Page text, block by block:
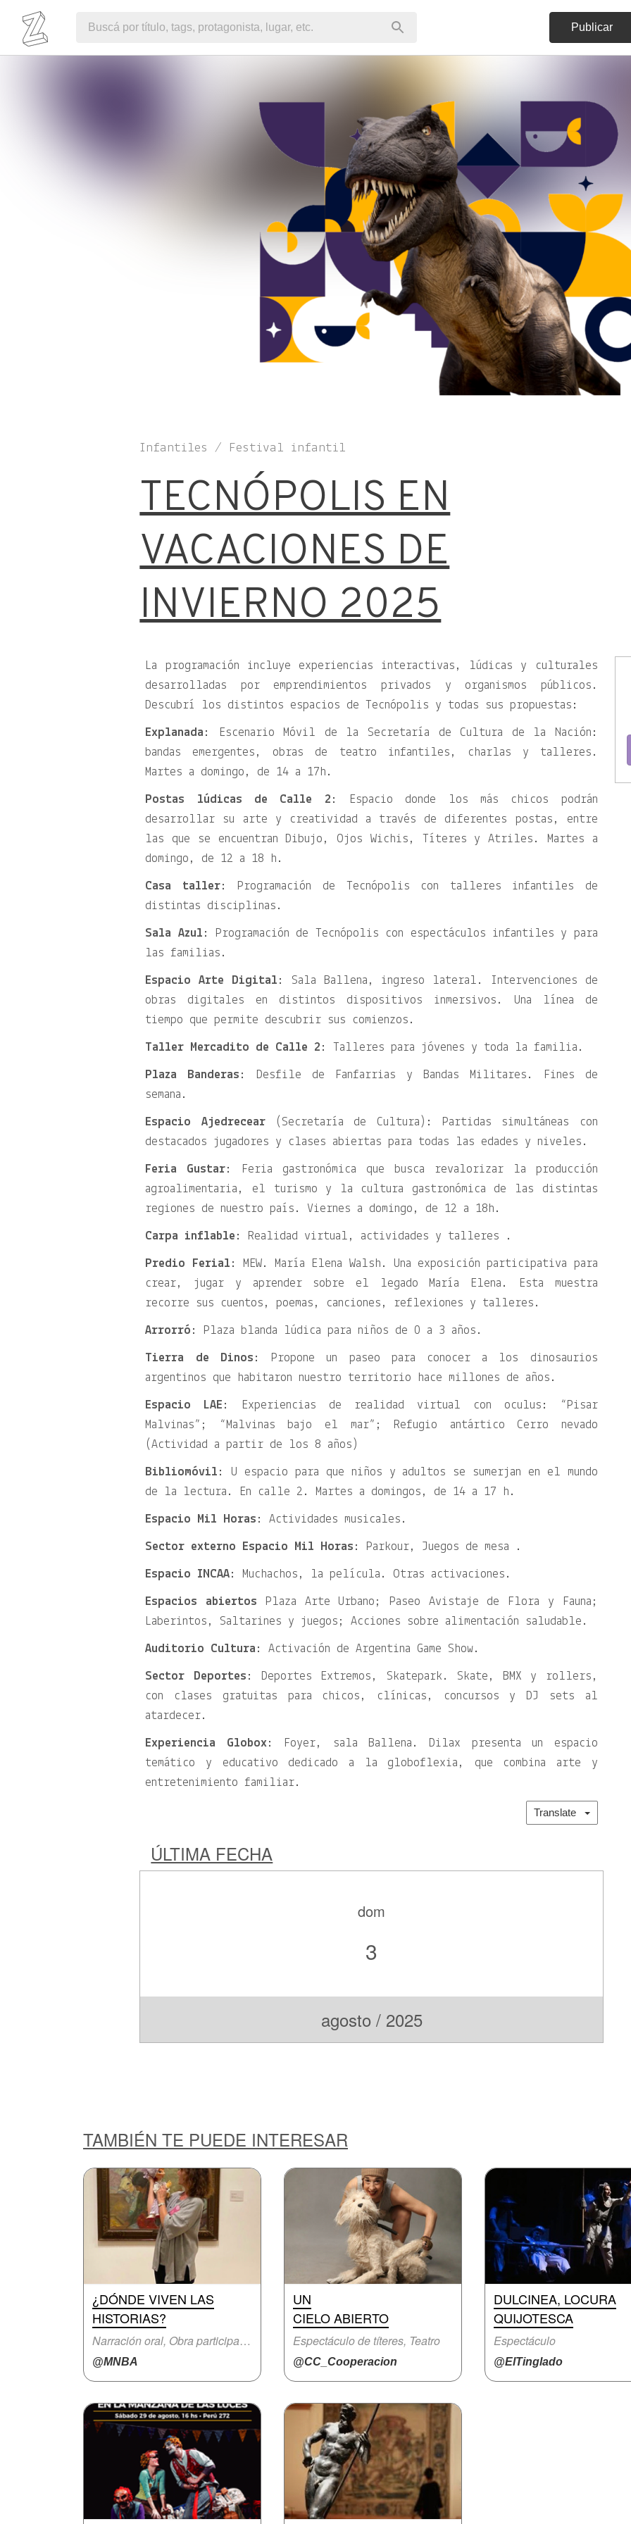
Publicar
Infantiles / Festival infantil
TECNÓPOLIS EN
VACACIONES DE
INVIERNO 2025
La programación incluye experiencias interactivas, lúdicas y culturales
desarrolladas por emprendimientos privados y organismos públicos.
Descubrí los distintos espacios de Tecnópolis y todas sus propuestas:
Explanada : Escenario Móvil de la Secretaría de Cultura de la Nación:
bandas emergentes, obras de teatro infantiles, charlas y talleres.
Martes a domingo, de 14 a 17h.
Postas lúdicas de Calle 2 : Espacio donde los más chicos podrán
desarrollar su arte y creatividad a través de diferentes postas, entre
las que se encuentran Dibujo, Ojos Wichis, Títeres y Atriles. Martes a
domingo, de 12 a 18 h.
Casa taller: Programación de Tecnópolis con talleres infantiles de
distintas disciplinas.
Sala Azul : Programación de Tecnópolis con espectáculos infantiles y para
las familias.
Espacio Arte Digital : Sala Ballena, ingreso lateral. Intervenciones de
obras digitales en distintos dispositivos inmersivos. Una línea de
tiempo que permite descubrir sus comienzos.
Taller Mercadito de Calle 2 : Talleres para jóvenes y toda la familia.
Plaza Banderas : Desfile de Fanfarrias y Bandas Militares. Fines de
semana.
Espacio Ajedrecear(Secretaría de Cultura): Partidas simultáneas con
destacados jugadores y clases abiertas para todas las edades y niveles.
Feria Gustar: Feria gastronómica que busca revalorizar la producción
agroalimentaria, el turismo y la cultura gastronómica de las distintas
regiones de nuestro país. Viernes a domingo, de 12 a 18h.
Carpa inflable : Realidad virtual, actividades y talleres .
Predio Ferial : MEW. María Elena Walsh. Una exposición participativa para
crear, jugar y aprender sobre el legado María Elena. Esta muestra
recorre sus cuentos, poemas, canciones, reflexiones y talleres.
Arrorró : Plaza blanda lúdica para niños de 0 a 3 años.
Tierra de Dinos : Propone un paseo para conocer a los dinosaurios
argentinos que habitaron nuestro territorio hace millones de años.
Espacio LAE : Experiencias de realidad virtual con oculus: “Pisar
Malvinas”; “Malvinas bajo el mar”; Refugio antártico Cerro nevado
(Actividad a partir de los 8 años)
Bibliomóvil : U espacio para que niños y adultos se sumerjan en el mundo
de la lectura. En calle 2. Martes a domingos, de 14 a 17 h.
Espacio Mil Horas : Actividades musicales.
Sector externo Espacio Mil Horas : Parkour, Juegos de mesa .
Espacio INCAA: Muchachos, la película. Otras activaciones.
Espacios abiertos Plaza Arte Urbano; Paseo Avistaje de Flora y Fauna;
Laberintos, Saltarines y juegos; Acciones sobre alimentación saludable.
Auditorio Cultura : Activación de Argentina Game Show.
Sector Deportes : Deportes Extremos, Skatepark. Skate, BMX y rollers,
con clases gratuitas para chicos, clínicas, concursos y DJ sets al
atardecer.
Experiencia Globox: Foyer, sala Ballena. Dilax presenta un espacio
temático y educativo dedicado a la globoflexia, que combina arte y
entretenimiento familiar.
Translate
ÚLTIMA FECHA
dom
3
agosto / 2025
TAMBIÉN TE PUEDE INTERESAR
¿DÓNDE VIVEN LAS
HISTORIAS?
Narración oral, Obra participativa
@MNBA
UN
CIELO ABIERTO
Espectáculo de títeres, Teatro
@CC_Cooperacion
DULCINEA, LOCURA
QUIJOTESCA
Espectáculo
@ElTinglado